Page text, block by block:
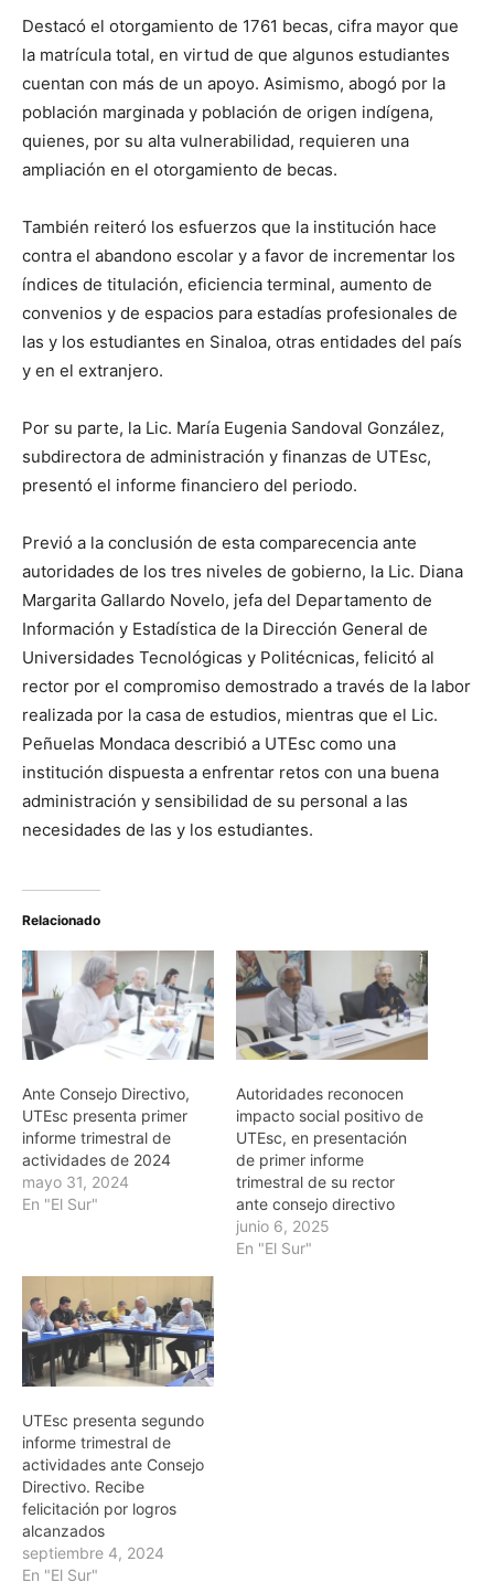
Destacó el otorgamiento de 1761 becas, cifra mayor que
la matrícula total, en virtud de que algunos estudiantes
cuentan con más de un apoyo. Asimismo, abogó por la
población marginada y población de origen indígena,
quienes, por su alta vulnerabilidad, requieren una
ampliación en el otorgamiento de becas.
También reiteró los esfuerzos que la institución hace
contra el abandono escolar y a favor de incrementar los
índices de titulación, eficiencia terminal, aumento de
convenios y de espacios para estadías profesionales de
las y los estudiantes en Sinaloa, otras entidades del país
y en el extranjero.
Por su parte, la Lic. María Eugenia Sandoval González,
subdirectora de administración y finanzas de UTEsc,
presentó el informe financiero del periodo.
Previó a la conclusión de esta comparecencia ante
autoridades de los tres niveles de gobierno, la Lic. Diana
Margarita Gallardo Novelo, jefa del Departamento de
Información y Estadística de la Dirección General de
Universidades Tecnológicas y Politécnicas, felicitó al
rector por el compromiso demostrado a través de la labor
realizada por la casa de estudios, mientras que el Lic.
Peñuelas Mondaca describió a UTEsc como una
institución dispuesta a enfrentar retos con una buena
administración y sensibilidad de su personal a las
necesidades de las y los estudiantes.
Relacionado
Ante Consejo Directivo,
UTEsc presenta primer
informe trimestral de
actividades de 2024
mayo 31, 2024
En "El Sur"
Autoridades reconocen
impacto social positivo de
UTEsc, en presentación
de primer informe
trimestral de su rector
ante consejo directivo
junio 6, 2025
En "El Sur"
UTEsc presenta segundo
informe trimestral de
actividades ante Consejo
Directivo. Recibe
felicitación por logros
alcanzados
septiembre 4, 2024
En "El Sur"